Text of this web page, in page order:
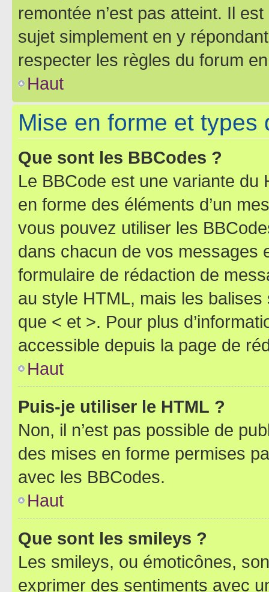
remontée n’est pas atteint. Il
sujet simplement en y
respecter les règles du forum
Haut
Mise en forme et types
Que sont les BBCodes ?
Le BBCode est une variante du
en forme des éléments d’un
vous pouvez utiliser les
dans chacun de vos messages
formulaire de rédaction de
au style HTML, mais les
que < et >. Pour plus
accessible depuis la page de
Haut
Puis-je utiliser le HTML ?
Non, il n’est pas possible de
des mises en forme permises
avec les BBCodes.
Haut
Que sont les smileys ?
Les smileys, ou émoticônes,
exprimer des sentiments avec